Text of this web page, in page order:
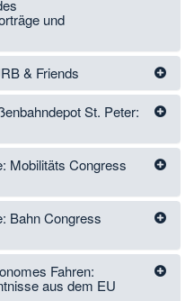
und
& Friends
St. Peter:
Mobilitäts Congress
Bahn Congress
Fahren:
aus dem EU